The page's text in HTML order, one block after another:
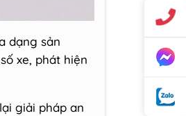
dạng sản
xe, phát hiện
giải pháp an